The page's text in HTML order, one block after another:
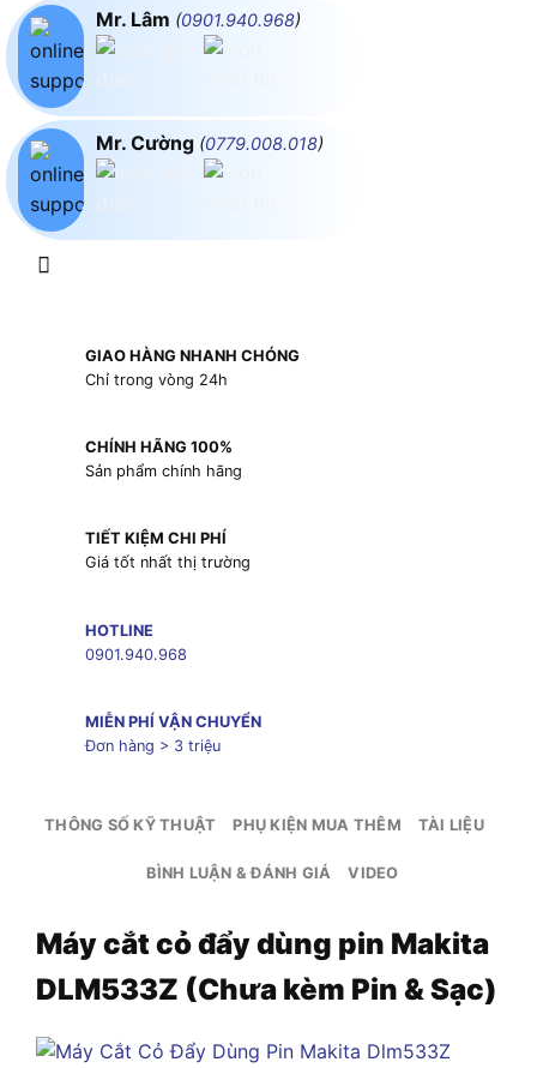
Mr. Lâm (0901.940.968)
Mr. Cường (0779.008.018)
GIAO HÀNG NHANH CHÓNG
Chỉ trong vòng 24h
CHÍNH HÃNG 100%
Sản phẩm chính hãng
TIẾT KIỆM CHI PHÍ
Giá tốt nhất thị trường
HOTLINE
0901.940.968
MIỄN PHÍ VẬN CHUYỂN
Đơn hàng > 3 triệu
THÔNG SỐ KỸ THUẬT PHỤ KIỆN MUA THÊM TÀI LIỆU
BÌNH LUẬN & ĐÁNH GIÁ VIDEO
Máy cắt cỏ đẩy dùng pin Makita
DLM533Z (Chưa kèm Pin & Sạc)